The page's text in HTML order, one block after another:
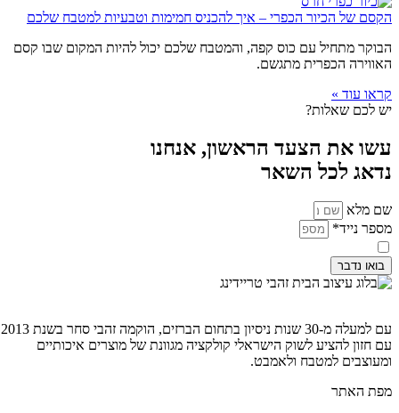
הקסם של הכיור הכפרי – איך להכניס חמימות וטבעיות למטבח שלכם
הבוקר מתחיל עם כוס קפה, והמטבח שלכם יכול להיות המקום שבו קסם
האווירה הכפרית מתגשם.
קראו עוד »
יש לכם שאלות?
עשו את הצעד הראשון, אנחנו
נדאג לכל השאר
שם מלא
מספר נייד*
בואו נדבר
עם למעלה מ-30 שנות ניסיון בתחום הברזים, הוקמה זהבי סחר בשנת 2013
עם חזון להציע לשוק הישראלי קולקציה מגוונת של מוצרים איכותיים
ומעוצבים למטבח ולאמבט.
מפת האתר